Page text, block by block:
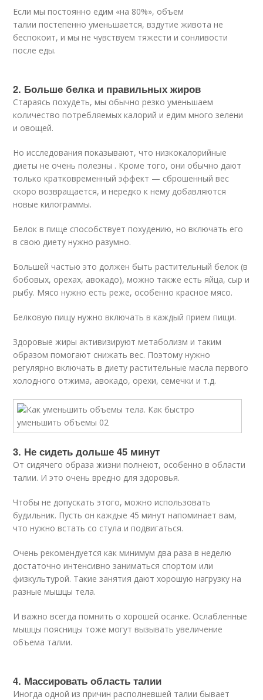
Если мы постоянно едим «на 80%», объем
талии постепенно уменьшается, вздутие живота не
беспокоит, и мы не чувствуем тяжести и сонливости
после еды.
2. Больше белка и правильных жиров
Стараясь похудеть, мы обычно резко уменьшаем
количество потребляемых калорий и едим много зелени
и овощей.
Но исследования показывают, что низкокалорийные
диеты не очень полезны . Кроме того, они обычно дают
только кратковременный эффект — сброшенный вес
скоро возвращается, и нередко к нему добавляются
новые килограммы.
Белок в пище способствует похудению, но включать его
в свою диету нужно разумно.
Большей частью это должен быть растительный белок (в
бобовых, орехах, авокадо), можно также есть яйца, сыр и
рыбу. Мясо нужно есть реже, особенно красное мясо.
Белковую пищу нужно включать в каждый прием пищи.
Здоровые жиры активизируют метаболизм и таким
образом помогают снижать вес. Поэтому нужно
регулярно включать в диету растительные масла первого
холодного отжима, авокадо, орехи, семечки и т.д.
3. Не сидеть дольше 45 минут
От сидячего образа жизни полнеют, особенно в области
талии. И это очень вредно для здоровья.
Чтобы не допускать этого, можно использовать
будильник. Пусть он каждые 45 минут напоминает вам,
что нужно встать со стула и подвигаться.
Очень рекомендуется как минимум два раза в неделю
достаточно интенсивно заниматься спортом или
физкультурой. Такие занятия дают хорошую нагрузку на
разные мышцы тела.
И важно всегда помнить о хорошей осанке. Ослабленные
мышцы поясницы тоже могут вызывать увеличение
объема талии.
4. Массировать область талии
Иногда одной из причин располневшей талии бывает